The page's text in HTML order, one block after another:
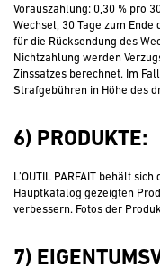
Vorauszahlung: 0,30 % pro
Wechsel, 30 Tage zum
für die Rücksendung des
Nichtzahlung werden
Zinssatzes berechnet. Im
Strafgebühren in Höhe des
6) PRODUKTE:
L’OUTIL PARFAIT behält
Hauptkatalog gezeigten
verbessern. Fotos der
7)